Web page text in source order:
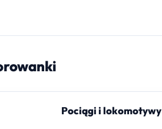
Pociągi i lokomotywy